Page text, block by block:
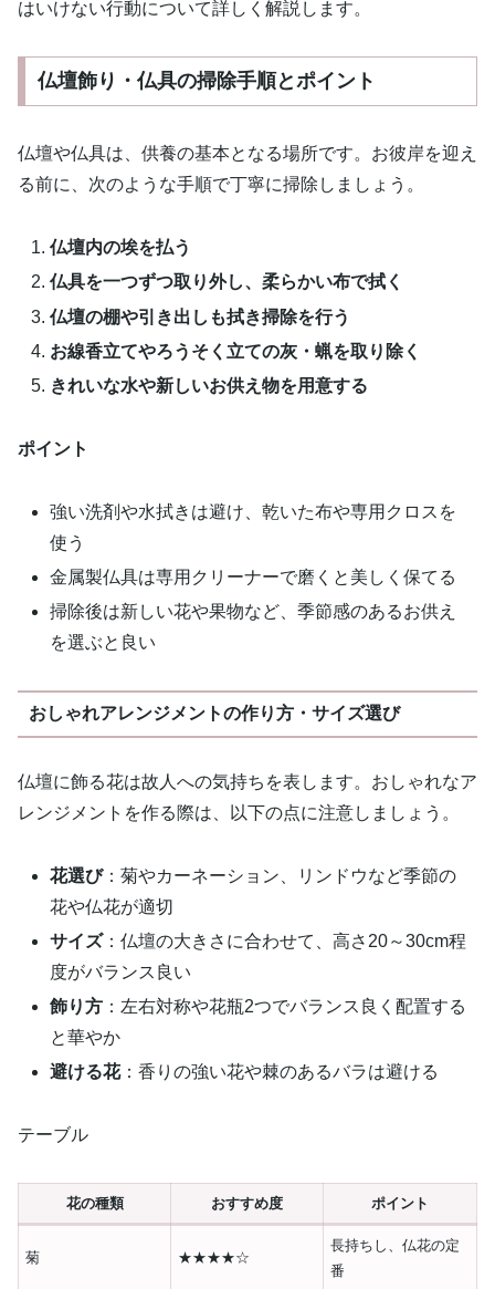
はいけない行動について詳しく解説します。
仏壇飾り・仏具の掃除手順とポイント
仏壇や仏具は、供養の基本となる場所です。お彼岸を迎え
る前に、次のような手順で丁寧に掃除しましょう。
仏壇内の埃を払う
仏具を一つずつ取り外し、柔らかい布で拭く
仏壇の棚や引き出しも拭き掃除を行う
お線香立てやろうそく立ての灰・蝋を取り除く
きれいな水や新しいお供え物を用意する
ポイント
強い洗剤や水拭きは避け、乾いた布や専用クロスを
使う
金属製仏具は専用クリーナーで磨くと美しく保てる
掃除後は新しい花や果物など、季節感のあるお供え
を選ぶと良い
おしゃれアレンジメントの作り方・サイズ選び
仏壇に飾る花は故人への気持ちを表します。おしゃれなア
レンジメントを作る際は、以下の点に注意しましょう。
花選び：菊やカーネーション、リンドウなど季節の
花や仏花が適切
サイズ：仏壇の大きさに合わせて、高さ20～30cm程
度がバランス良い
飾り方 ：左右対称や花瓶2つでバランス良く配置する
と華やか
避ける花：香りの強い花や棘のあるバラは避ける
テーブル
花の種類 おすすめ度 ポイント
菊 ★★★★☆
長持ちし、仏花の定
番